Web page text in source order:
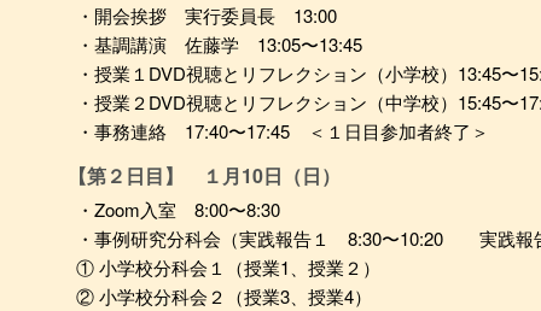
・開会挨拶 実行委員長 13:00
・基調講演 佐藤学 13:05〜13:45
・授業１DVD視聴とリフレクション（小学校）13:45〜
・授業２DVD視聴とリフレクション（中学校）15:45〜
・事務連絡 17:40〜17:45 ＜１日目参加者終了＞
【第２日目】 １月10日（日）
・Zoom入室 8:00〜8:30
・事例研究分科会（実践報告１ 8:30〜10:20 実践報
① 小学校分科会１（授業1、授業２）
② 小学校分科会２（授業3、授業4）